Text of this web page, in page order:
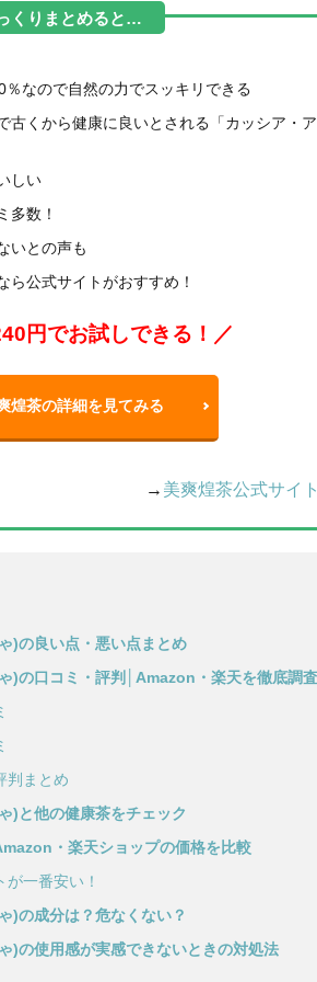
なので自然の力でスッキリできる
古くから健康に良いとされる「カッシア・ア
しい
多数！
いとの声も
ら公式サイトがおすすめ！
円でお試しできる！／
煌茶の詳細を見てみる
→ 美爽煌茶公式サイ
)の良い点・悪い点まとめ
)の口コミ・評判│Amazon・楽天を徹底調査
判まとめ
)と他の健康茶をチェック
・楽天ショップの価格を比較
一番安い！
)の成分は？危なくない？
)の使用感が実感できないときの対処法